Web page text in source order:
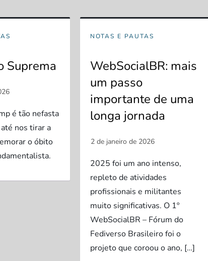
Suprema
é tão nefasta
nos tirar a
o óbito
NOTAS E PAUTAS
WebSocialBR: mais
um passo
importante de uma
longa jornada
2025 foi um ano intenso,
repleto de atividades
profissionais e militantes
muito significativas. O 1º
WebSocialBR – Fórum do
Fediverso Brasileiro foi o
projeto que coroou o ano, […]